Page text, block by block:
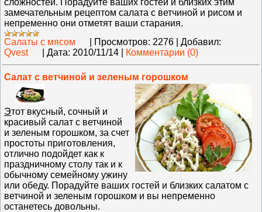
сложностей. Порадуйте ваших гостей и близких этим
замечательным рецептом салата с ветчиной и рисом и
непременно они отметят ваши старания.
Салаты с мясом
Просмотров: 2276
Добавил:
Qvest
Дата: 2010/11/14 Комментарии (0)
Салат с ветчиной и зеленым горошком
Этот вкусный, сочный и
красивый салат с ветчиной
и зеленым горошком, за счет
простоты приготовления,
отлично подойдет как к
праздничному столу так и к
обычному семейному ужину
или обеду. Порадуйте ваших гостей и близких салатом с
ветчиной и зеленым горошком и вы непременно
останетесь довольны.